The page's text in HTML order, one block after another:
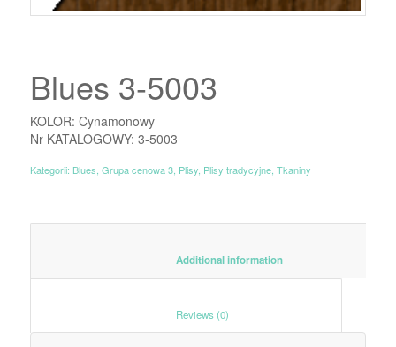
Blues 3-5003
KOLOR: Cynamonowy
Nr KATALOGOWY: 3-5003
Kategorii: Blues Grupa cenowa 3, Plisy, Plisy tradycyjne, Tkaniny
						Additional information